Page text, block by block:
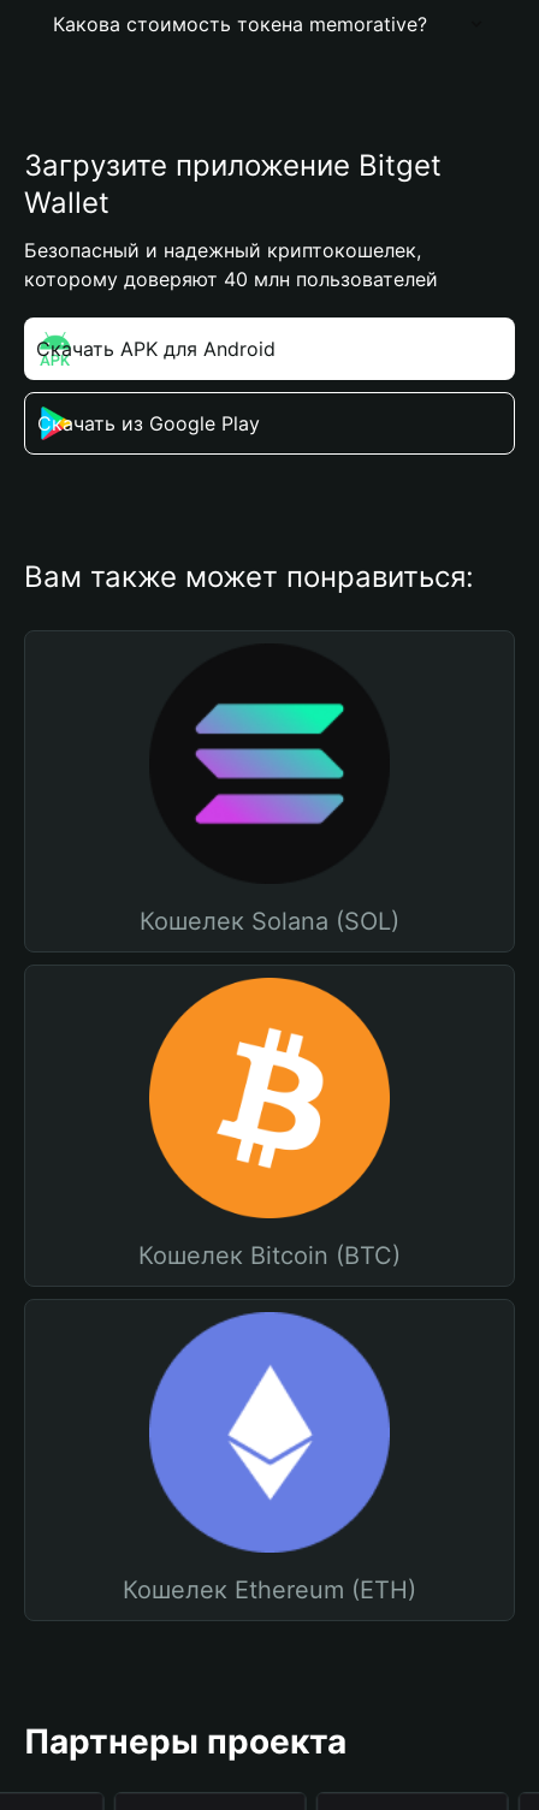
Какова стоимость токена memorative?
Загрузите приложение Bitget
Wallet
Безопасный и надежный криптокошелек,
которому доверяют 40 млн пользователей
Скачать APK для Android
Скачать из Google Play
Вам также может понравиться:
Кошелек Solana (SOL)
Кошелек Bitcoin (BTC)
Кошелек Ethereum (ETH)
Партнеры проекта